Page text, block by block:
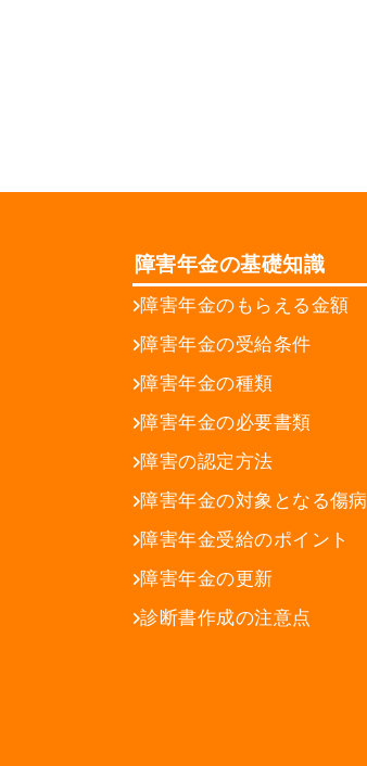
障害年金の基礎知識
障害年金のもらえる金額
障害年金の受給条件
障害年金の種類
障害年金の必要書類
障害の認定方法
障害年金の対象となる傷病
障害年金受給のポイント
障害年金の更新
診断書作成の注意点